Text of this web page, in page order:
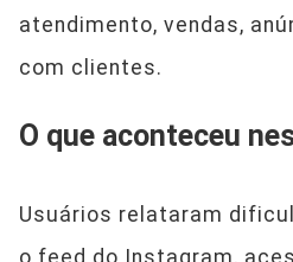
atendimento, vendas,
com clientes.
O que aconteceu
Usuários relataram
o feed do Instagram,